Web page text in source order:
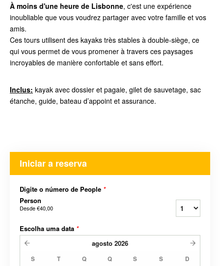
À moins d'une heure de Lisbonne, c'est une expérience
inoubliable que vous voudrez partager avec votre famille et vos
amis.
Ces tours utilisent des kayaks très stables à double-siège, ce
qui vous permet de vous promener à travers ces paysages
incroyables de manière confortable et sans effort.
Inclus: kayak avec dossier et pagaie, gilet de sauvetage, sac
étanche, guide, bateau d’appoint et assurance.
Iniciar a reserva
Digite o número de People *
Person
Desde€40,00
Escolha uma data *
agosto 2026
S T Q Q S S D